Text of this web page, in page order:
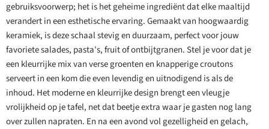
gebruiksvoorwerp; het is het geheime ingrediënt dat elke maaltijd
verandert in een esthetische ervaring. Gemaakt van hoogwaardig
keramiek, is deze schaal stevig en duurzaam, perfect voor jouw
favoriete salades, pasta's, fruit of ontbijtgranen. Stel je voor dat je
een kleurrijke mix van verse groenten en knapperige croutons
serveert in een kom die even levendig en uitnodigend is als de
inhoud. Het moderne en kleurrijke design brengt een vleugje
vrolijkheid op je tafel, net dat beetje extra waar je gasten nog lang
over zullen napraten. En na een avond vol gezelligheid en gelach,